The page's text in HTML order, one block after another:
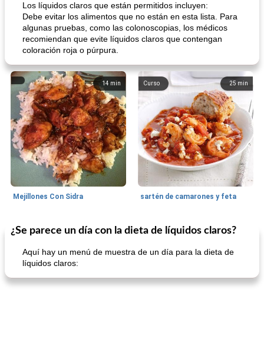
Los líquidos claros que están permitidos incluyen:
Debe evitar los alimentos que no están en esta lista. Para
algunas pruebas, como las colonoscopias, los médicos
recomiendan que evite líquidos claros que contengan
coloración roja o púrpura.
14 min
Mejillones Con Sidra
25 min
Curso
sartén de camarones y feta
80min
Sopas, Guisos Y Chili 25
Bollos
¿Se parece un día con la dieta de líquidos claros?
Aquí hay un menú de muestra de un día para la dieta de
líquidos claros: